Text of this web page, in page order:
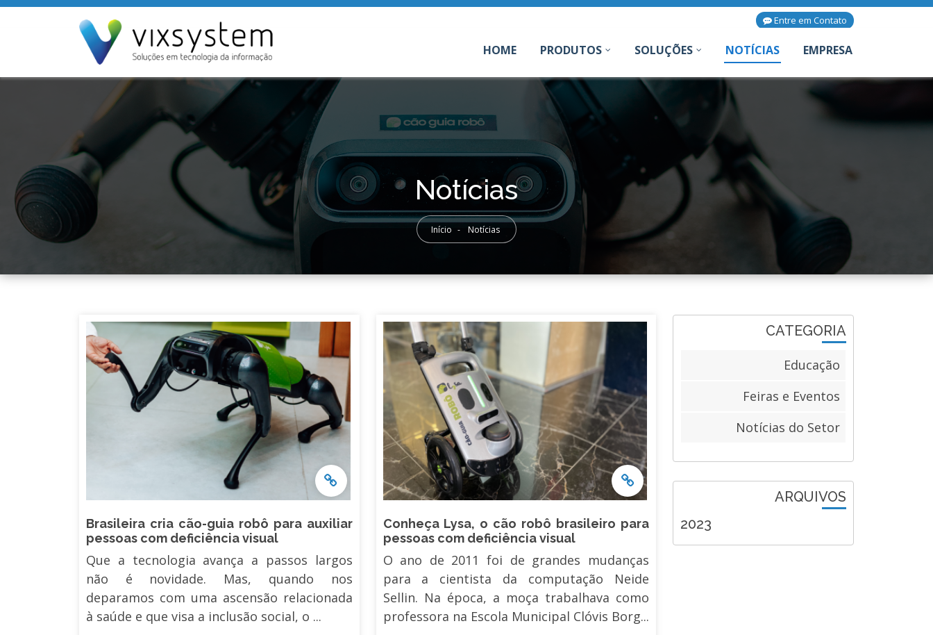
Entre em Contato
HOME
(CURRENT)PRODUTOS SOLUÇÕES NOTÍCIAS EMPRESA
Notícias
Início - Notícias
Brasileira cria cão-guia robô para auxiliar
pessoas com deficiência visual
Que a tecnologia avança a passos largos
não é novidade. Mas, quando nos
deparamos com uma ascensão relacionada
à saúde e que visa a inclusão social, o ...
Conheça Lysa, o cão robô brasileiro para
pessoas com deficiência visual
O ano de 2011 foi de grandes mudanças
para a cientista da computação Neide
Sellin. Na época, a moça trabalhava como
professora na Escola Municipal Clóvis Borg...
CATEGORIA
Educação
Feiras e Eventos
Notícias do Setor
ARQUIVOS
2023